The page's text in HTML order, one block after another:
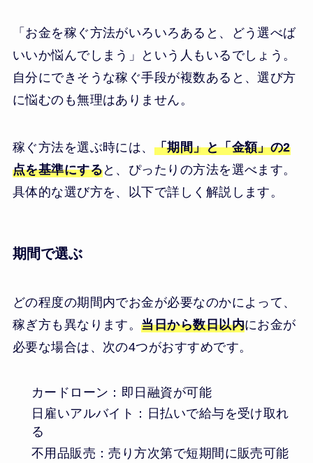
「お金を稼ぐ方法がいろいろあると、どう選べば
いいか悩んでしまう」という人もいるでしょう。
自分にできそうな稼ぐ手段が複数あると、選び方
に悩むのも無理はありません。
稼ぐ方法を選ぶ時には、 「期間」と「金額」の2
点を基準にすると、ぴったりの方法を選べます。
具体的な選び方を、以下で詳しく解説します。
期間で選ぶ
どの程度の期間内でお金が必要なのかによって、
稼ぎ方も異なります。当日から数日以内にお金が
必要な場合は、次の4つがおすすめです。
カードローン：即日融資が可能
日雇いアルバイト：日払いで給与を受け取れ
る
不用品販売：売り方次第で短期間に販売可能